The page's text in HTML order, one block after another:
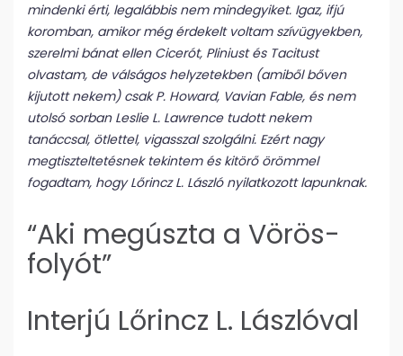
mindenki érti, legalábbis nem mindegyiket. Igaz, ifjú
koromban, amikor még érdekelt voltam szívügyekben,
szerelmi bánat ellen Cicerót, Pliniust és Tacitust
olvastam, de válságos helyzetekben (amiből bőven
kijutott nekem) csak P. Howard, Vavian Fable, és nem
utolsó sorban Leslie L. Lawrence tudott nekem
tanáccsal, ötlettel, vigasszal szolgálni. Ezért nagy
megtiszteltetésnek tekintem és kitörő örömmel
fogadtam, hogy Lőrincz L. László nyilatkozott lapunknak.
“Aki megúszta a Vörös-
folyót”
Interjú Lőrincz L. Lászlóval